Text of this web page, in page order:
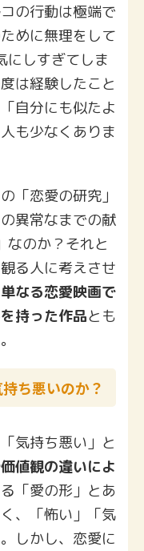
の行動は極端で
めに無理をして
にしすぎてしま
は経験したこと
自分にも似たよ
も少なくありま
「恋愛の研究」
異常なまでの献
なのか？それと
る人に考えさせ
単なる恋愛映画で
持った作品とも
ち悪いのか？
気持ち悪い」と
値観の違いによ
「愛の形」とあ
、「怖い」「気
しかし、恋愛に